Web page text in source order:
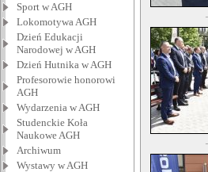
Sport w AGH
Lokomotywa AGH
Dzień Edukacji
Narodowej w AGH
Dzień Hutnika w AGH
Profesorowie honorowi
AGH
Wydarzenia w AGH
Studenckie Koła
Naukowe AGH
Archiwum
Wystawy w AGH